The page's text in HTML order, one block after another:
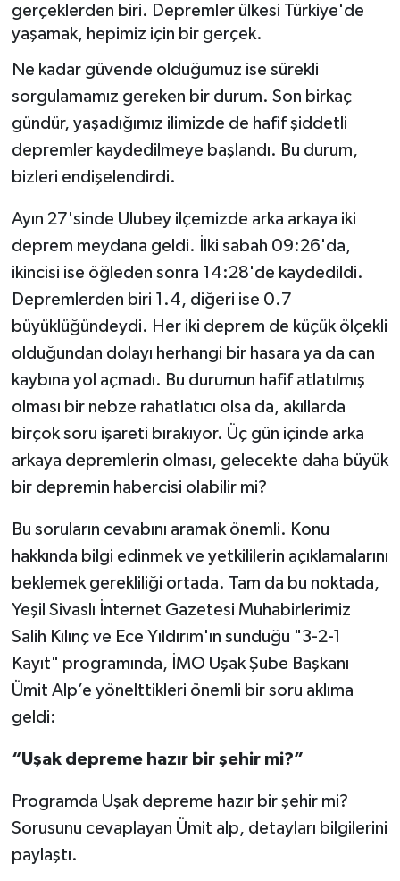
gerçeklerden biri. Depremler ülkesi Türkiye'de
yaşamak, hepimiz için bir gerçek.
Ne kadar güvende olduğumuz ise sürekli
sorgulamamız gereken bir durum. Son birkaç
gündür, yaşadığımız ilimizde de hafif şiddetli
depremler kaydedilmeye başlandı. Bu durum,
bizleri endişelendirdi.
Ayın 27'sinde Ulubey ilçemizde arka arkaya iki
deprem meydana geldi. İlki sabah 09:26'da,
ikincisi ise öğleden sonra 14:28'de kaydedildi.
Depremlerden biri 1.4, diğeri ise 0.7
büyüklüğündeydi. Her iki deprem de küçük ölçekli
olduğundan dolayı herhangi bir hasara ya da can
kaybına yol açmadı. Bu durumun hafif atlatılmış
olması bir nebze rahatlatıcı olsa da, akıllarda
birçok soru işareti bırakıyor. Üç gün içinde arka
arkaya depremlerin olması, gelecekte daha büyük
bir depremin habercisi olabilir mi?
Bu soruların cevabını aramak önemli. Konu
hakkında bilgi edinmek ve yetkililerin açıklamalarını
beklemek gerekliliği ortada. Tam da bu noktada,
Yeşil Sivaslı İnternet Gazetesi Muhabirlerimiz
Salih Kılınç ve Ece Yıldırım'ın sunduğu "3-2-1
Kayıt" programında, İMO Uşak Şube Başkanı
Ümit Alp’e yönelttikleri önemli bir soru aklıma
geldi:
“Uşak depreme hazır bir şehir mi?”
Programda Uşak depreme hazır bir şehir mi?
Sorusunu cevaplayan Ümit alp, detayları bilgilerini
paylaştı.